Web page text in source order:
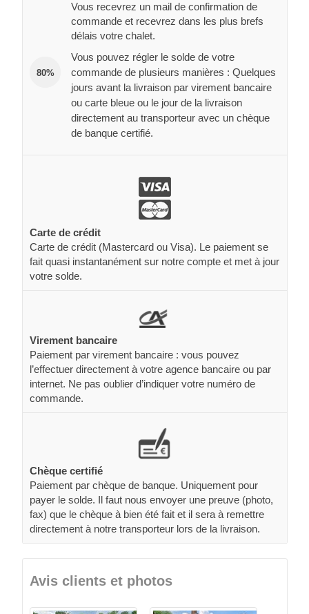
Vous recevrez un mail de confirmation de
commande et recevrez dans les plus brefs
délais votre chalet.
80%
Vous pouvez régler le solde de votre
commande de plusieurs manières : Quelques
jours avant la livraison par virement bancaire
ou carte bleue ou le jour de la livraison
directement au transporteur avec un chèque
de banque certifié.
Carte de crédit
Carte de crédit (Mastercard ou Visa). Le paiement se
fait quasi instantanément sur notre compte et met à jour
votre solde.
Virement bancaire
Paiement par virement bancaire : vous pouvez
l’effectuer directement à votre agence bancaire ou par
internet. Ne pas oublier d’indiquer votre numéro de
commande.
Chèque certifié
Paiement par chèque de banque. Uniquement pour
payer le solde. Il faut nous envoyer une preuve (photo,
fax) que le chèque à bien été fait et il sera à remettre
directement à notre transporteur lors de la livraison.
Avis clients et photos